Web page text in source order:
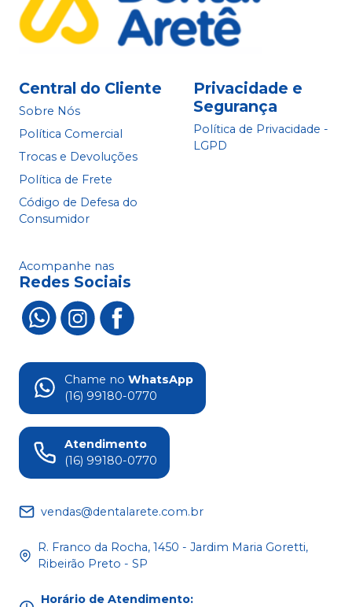
Central do Cliente
Sobre Nós
Política Comercial
Trocas e Devoluções
Política de Frete
Código de Defesa do
Consumidor
Privacidade e
Segurança
Política de Privacidade -
LGPD
Acompanhe nas
Redes Sociais
Chame no WhatsApp
(16) 99180-0770
Atendimento
(16) 99180-0770
vendas@dentalarete.com.br
R. Franco da Rocha, 1450 - Jardim Maria Goretti,
Ribeirão Preto - SP
Horário de Atendimento: